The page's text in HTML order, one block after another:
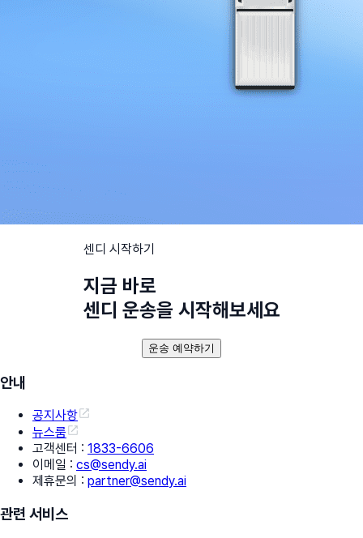
센디 시작하기
지금 바로
센디 운송을 시작해보세요
운송 예약하기
안내
공지사항
뉴스룸
고객센터 : 1833-6606
이메일 : cs@sendy.ai
제휴문의 : partner@sendy.ai
관련 서비스